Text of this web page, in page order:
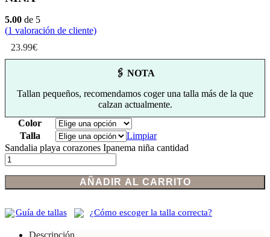
5.00 de 5
(1 valoración de cliente)
23.99€
🖇 NOTA
Tallan pequeños, recomendamos coger una talla más de la que
calzan actualmente.
Color
Talla
Limpiar
Sandalia playa corazones Ipanema niña cantidad
AÑADIR AL CARRITO
Guía de tallas ¿Cómo escoger la talla correcta?
Descripción